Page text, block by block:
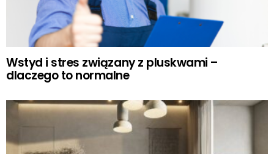
Wstyd i stres związany z pluskwami –
dlaczego to normalne